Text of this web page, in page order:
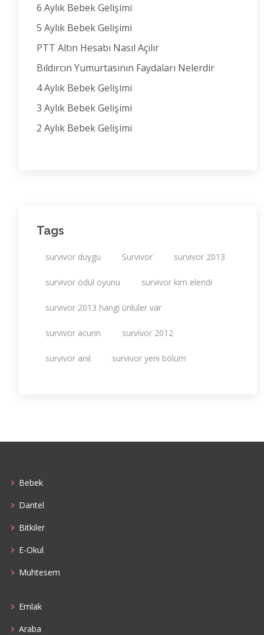
6 Aylık Bebek Gelişimi
5 Aylık Bebek Gelişimi
PTT Altın Hesabı Nasıl Açılır
Bıldırcın Yumurtasının Faydaları Nelerdir
4 Aylık Bebek Gelişimi
3 Aylık Bebek Gelişimi
2 Aylık Bebek Gelişimi
Tags
survivor duygu Survivor survivor 2013
survivor ödül oyunu survivor kim elendi
survivor 2013 hangi ünlüler var
survivor acunn survivor 2012
survivor anıl survivor yeni bölüm
Bebek
Dantel
Bitkiler
E-Okul
Muhtesem
Emlak
Araba